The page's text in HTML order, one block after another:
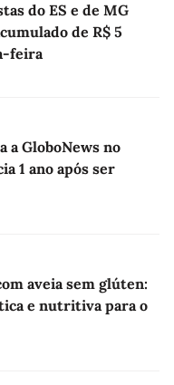
do ES e de MG
de R$ 5
feira
a GloboNews no
1 ano após ser
aveia sem glúten:
e nutritiva para o